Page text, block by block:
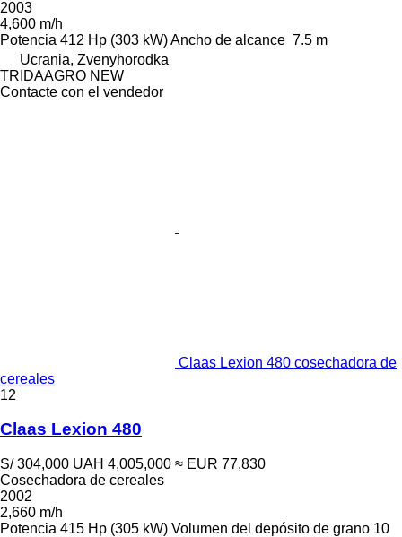
2003
4,600 m/h
Potencia 412 Hp (303 kW)Ancho de alcance 7.5 m
Ucrania, Zvenyhorodka
TRIDAAGRO NEW
Contacte con el vendedor
Claas Lexion 480 cosechadora de
cereales
12
Claas Lexion 480
S/ 304,000 UAH 4,005,000 ≈ EUR 77,830
Cosechadora de cereales
2002
2,660 m/h
Potencia 415 Hp (305 kW) Volumen del depósito de grano 10